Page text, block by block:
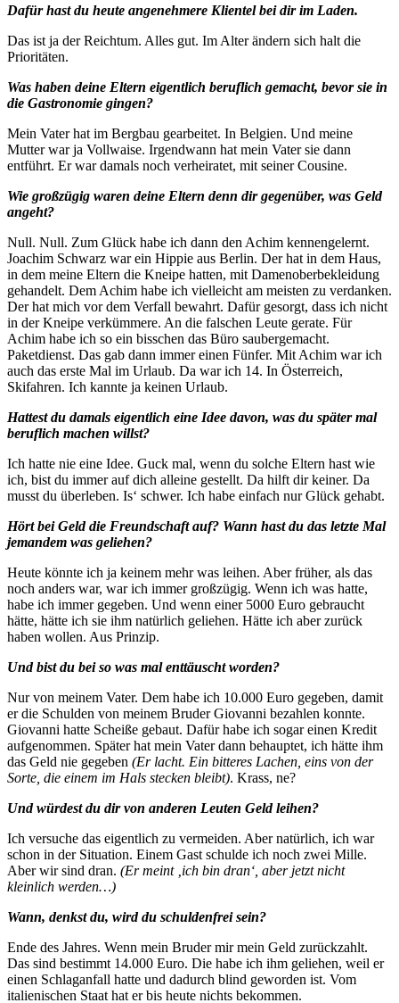
Dafür hast du heute angenehmere Klientel bei dir im Laden.
Das ist ja der Reichtum. Alles gut. Im Alter ändern sich halt die
Prioritäten.
Was haben deine Eltern eigentlich beruflich gemacht, bevor sie in
die Gastronomie gingen?
Mein Vater hat im Bergbau gearbeitet. In Belgien. Und meine
Mutter war ja Vollwaise. Irgendwann hat mein Vater sie dann
entführt. Er war damals noch verheiratet, mit seiner Cousine.
Wie großzügig waren deine Eltern denn dir gegenüber, was Geld
angeht?
Null. Null. Zum Glück habe ich dann den Achim kennengelernt.
Joachim Schwarz war ein Hippie aus Berlin. Der hat in dem Haus,
in dem meine Eltern die Kneipe hatten, mit Damenoberbekleidung
gehandelt. Dem Achim habe ich vielleicht am meisten zu verdanken.
Der hat mich vor dem Verfall bewahrt. Dafür gesorgt, dass ich nicht
in der Kneipe verkümmere. An die falschen Leute gerate. Für
Achim habe ich so ein bisschen das Büro saubergemacht.
Paketdienst. Das gab dann immer einen Fünfer. Mit Achim war ich
auch das erste Mal im Urlaub. Da war ich 14. In Österreich,
Skifahren. Ich kannte ja keinen Urlaub.
Hattest du damals eigentlich eine Idee davon, was du später mal
beruflich machen willst?
Ich hatte nie eine Idee. Guck mal, wenn du solche Eltern hast wie
ich, bist du immer auf dich alleine gestellt. Da hilft dir keiner. Da
musst du überleben. Is‘ schwer. Ich habe einfach nur Glück gehabt.
Hört bei Geld die Freundschaft auf? Wann hast du das letzte Mal
jemandem was geliehen?
Heute könnte ich ja keinem mehr was leihen. Aber früher, als das
noch anders war, war ich immer großzügig. Wenn ich was hatte,
habe ich immer gegeben. Und wenn einer 5000 Euro gebraucht
hätte, hätte ich sie ihm natürlich geliehen. Hätte ich aber zurück
haben wollen. Aus Prinzip.
Und bist du bei so was mal enttäuscht worden?
Nur von meinem Vater. Dem habe ich 10.000 Euro gegeben, damit
er die Schulden von meinem Bruder Giovanni bezahlen konnte.
Giovanni hatte Scheiße gebaut. Dafür habe ich sogar einen Kredit
aufgenommen. Später hat mein Vater dann behauptet, ich hätte ihm
das Geld nie gegeben (Er lacht. Ein bitteres Lachen, eins von der
Sorte, die einem im Hals stecken bleibt). Krass, ne?
Und würdest du dir von anderen Leuten Geld leihen?
Ich versuche das eigentlich zu vermeiden. Aber natürlich, ich war
schon in der Situation. Einem Gast schulde ich noch zwei Mille.
Aber wir sind dran. (Er meint ‚ich bin dran‘, aber jetzt nicht
kleinlich werden…)
Wann, denkst du, wird du schuldenfrei sein?
Ende des Jahres. Wenn mein Bruder mir mein Geld zurückzahlt.
Das sind bestimmt 14.000 Euro. Die habe ich ihm geliehen, weil er
einen Schlaganfall hatte und dadurch blind geworden ist. Vom
italienischen Staat hat er bis heute nichts bekommen.